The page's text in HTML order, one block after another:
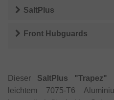
SaltPlus
Front Hubguards
Dieser SaltPlus "Trapez"
leichtem 7075-T6